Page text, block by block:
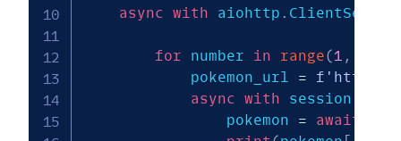
async with aiohttp .
for number in range(1 ,
            pokemon_url
=
f'https://
async
with session
                pokemon
= await